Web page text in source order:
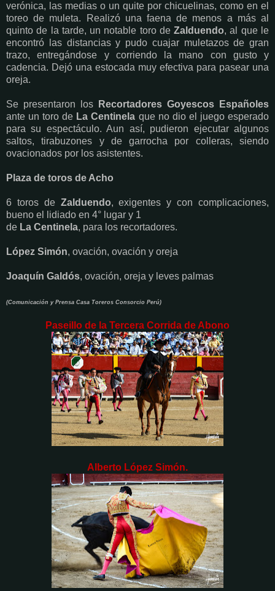
verónica, las medias o un quite por chicuelinas, como en el
toreo de muleta. Realizó una faena de menos a más al
quinto de la tarde, un notable toro deZalduendo, al que le
encontró las distancias y pudo cuajar muletazos de gran
trazo,entregándose y corriendo la mano con gusto y
cadencia. Dejó una estocada muy efectiva para pasear una
oreja.
Se presentaron los
Recortadores Goyescos Españoles
ante un toro de La Centinela que no dio el juego esperado
para su espectáculo. Aun así, pudieron ejecutar algunos
saltos,tirabuzones y de garrocha por colleras, siendo
ovacionados por los asistentes.
Plaza de toros de Acho
6 toros de Zalduendo, exigentes y con complicaciones,
bueno el lidiado en 4° lugar y 1
de La Centinela, para los recortadores.
López Simón, ovación, ovación y oreja
Joaquín Galdós, ovación, oreja y leves palmas
(Comunicación y Prensa Casa Toreros Consorcio Perú)
Paseillo de la Tercera Corrida de Abono
Alberto López Simón.